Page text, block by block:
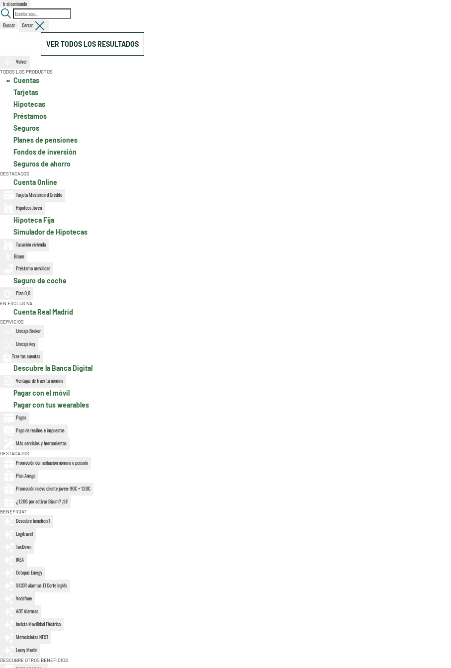
Ir al contenido
Buscar Cerrar
VER TODOS LOS RESULTADOS
Volver
TODOS LOS PRODUCTOS
Cuentas
Tarjetas
Hipotecas
Préstamos
Seguros
Planes de pensiones
Fondos de inversión
Seguros de ahorro
DESTACADOS
Cuenta Online
Tarjeta Mastercard Crédito
Hipoteca Joven
Hipoteca Fija
Simulador de Hipotecas
Tasación vivienda
Bizum
Préstamo movilidad
Seguro de coche
Plan 0,0
EN EXCLUSIVA
Cuenta Real Madrid
SERVICIOS
Unicaja Broker
Unicaja key
Trae tus cuentas
Descubre la Banca Digital
Ventajas de traer tu nómina
Pagar con el móvil
Pagar con tus wearables
Pagos
Pago de recibos e impuestos
Más servicios y herramientas
DESTACADOS
Promoción domiciliación nómina o pensión
Plan Amigo
Promoción nuevo cliente joven: 90€ + 120€
¿120€ por activar Bizum? ¡Sí!
BENEFICIAT
Descubre beneficiaT
Logitravel
TaxDown
IKEA
Octopus Energy
SICOR alarmas El Corte Inglés
Vodafone
ADT Alarmas
Invicta Movilidad Eléctrica
Motocicletas NEXT
Leroy Merlin
DESCUBRE OTROS BENEFICIOS